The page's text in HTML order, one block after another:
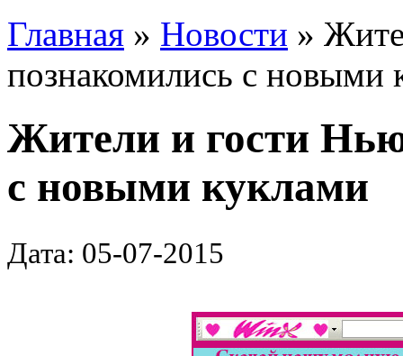
Главная » Новости »
познакомились с новыми
Жители и гости
с новыми куклами
Дата: 05-07-2015